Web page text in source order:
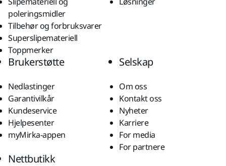
poleringsmidler
Tilbehør og forbruksvarer
Superslipemateriell
Toppmerker
Brukerstøtte
Nedlastinger
Garantivilkår
Kundeservice
Hjelpesenter
myMirka-appen
Selskap
Om oss
Kontakt oss
Nyheter
Karriere
For media
For partnere
Nettbutikk